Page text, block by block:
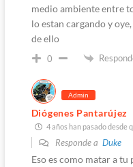
medio ambiente entre
lo estan cargando y
de ello
0
Admin
Diógenes Pantarújez
4 años han pasado desde
Responde a Duke
Eso es como matar a